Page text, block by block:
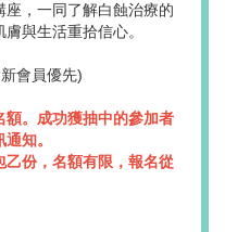
，一同了解白蝕治療的
與生活重拾信心。
會員優先)
。成功獲抽中的參加者
知。
乙份，名額有限，報名從